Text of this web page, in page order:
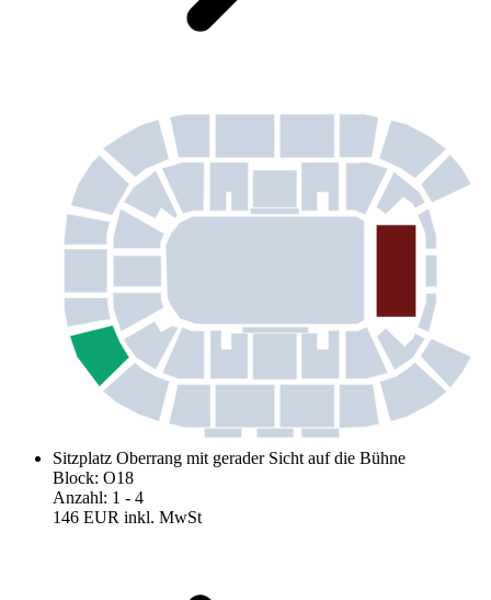
Sitzplatz Oberrang mit gerader Sicht auf die Bühne
Block: O18
Anzahl: 1 - 4
146 EUR inkl. MwSt